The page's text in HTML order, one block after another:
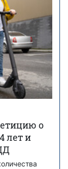
о
лет и